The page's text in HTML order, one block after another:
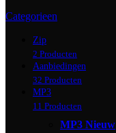
Categorieen
Zip
2 Producten
Aanbiedingen
32 Producten
MP3
11 Producten
MP3 Nieuw